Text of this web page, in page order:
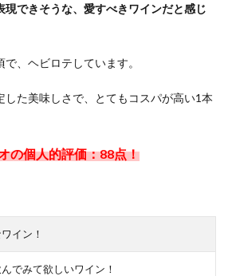
現できそうな、愛すべきワインだと感じ
、ヘビロテしています。
した美味しさで、とてもコスパが高い1本
の個人的評価：88点！
イン！
でみて欲しいワイン！